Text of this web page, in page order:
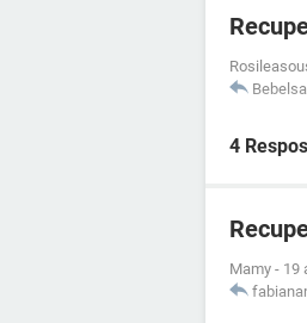
4
Mamy - 19